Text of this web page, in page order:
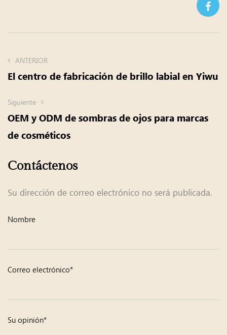
ANTERIOR
El centro de fabricación de brillo labial en Yiwu
Siguiente
OEM y ODM de sombras de ojos para marcas
de cosméticos
Contáctenos
Su dirección de correo electrónico no será publicada.
Nombre
Correo electrónico*
Su opinión*